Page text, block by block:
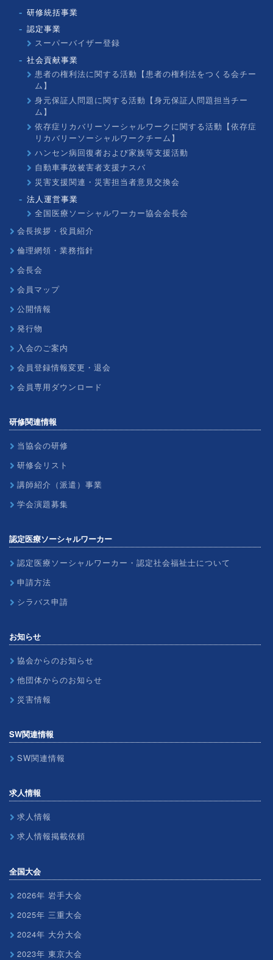
研修統括事業
認定事業
スーパーバイザー登録
社会貢献事業
患者の権利法に関する活動【患者の権利法をつくる会チー
ム】
身元保証人問題に関する活動【身元保証人問題担当チー
ム】
依存症リカバリーソーシャルワークに関する活動【依存症
リカバリーソーシャルワークチーム】
ハンセン病回復者および家族等支援活動
自動車事故被害者支援ナスバ
災害支援関連・災害担当者意見交換会
法人運営事業
全国医療ソーシャルワーカー協会会長会
会長挨拶・役員紹介
倫理網領・業務指針
会長会
会員マップ
公開情報
発行物
入会のご案内
会員登録情報変更・退会
会員専用ダウンロード
研修関連情報
当協会の研修
研修会リスト
講師紹介（派遣）事業
学会演題募集
認定医療ソーシャルワーカー
認定医療ソーシャルワーカー・認定社会福祉士について
申請方法
シラバス申請
お知らせ
協会からのお知らせ
他団体からのお知らせ
災害情報
SW関連情報
SW関連情報
求人情報
求人情報
求人情報掲載依頼
全国大会
2026年 岩手大会
2025年 三重大会
2024年 大分大会
2023年 東京大会